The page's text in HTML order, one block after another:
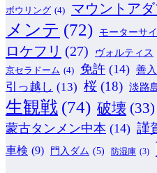
ボウリング (4) マウントア
メンテ (72) モーターサ
ロケフリ (27) ヴォルティス
京セラドーム (4) 免許 (14) 善
引っ越し (13) 桜 (18) 淡路
生観戦 (74) 破壊 (33)
蒙古タンメン中本 (14) 謹
車検 (9) 門入ダム (5) 防湿庫 (3)